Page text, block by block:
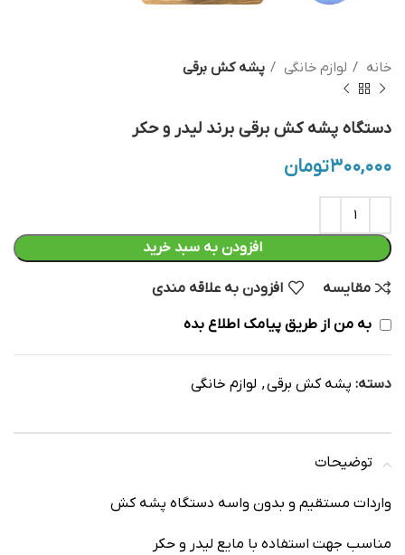
خانه لوازم خانگی پشه کش برقی
دستگاه پشه کش برقی برند لیدر و حکر
۳۰۰,۰۰۰تومان
افزودن به سبد خرید
مقایسه افزودن به علاقه مندی
به من از طریق پیامک اطلاع بده
دسته: پشه کش برقی, لوازم خانگی
توضیحات
واردات مستقیم و بدون واسه دستگاه پشه کش
مناسب جهت استفاده با مایع لیدر و حکر